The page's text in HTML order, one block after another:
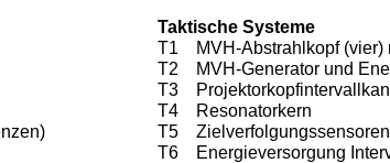
Taktische Systeme
T1 MVH-Abstrahlkopf (vier)
T2 MVH-Generator und
T3
T4 Resonatorkern
T5 Zielverfolgungssensoren
T6 Energieversorgung